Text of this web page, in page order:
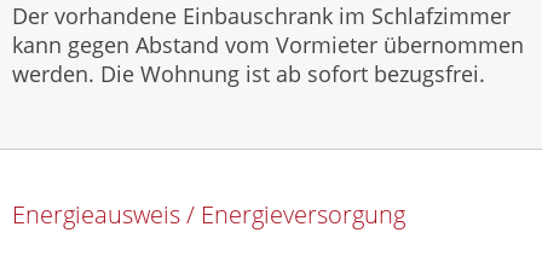
Der vorhandene Einbauschrank im Schlafzimmer
kann gegen Abstand vom Vormieter übernommen
werden. Die Wohnung ist ab sofort bezugsfrei.
Energieausweis / Energieversorgung